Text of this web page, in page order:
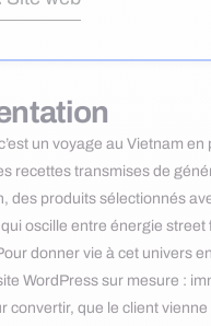
un voyage au Vietnam en
recettes transmises de
des produits sélectionnés
oscille entre énergie street
donner vie à cet univers
WordPress sur mesure :
convertir, que le client